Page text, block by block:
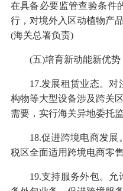
在具备必要监管查验条件
行，对境外入区动植物产
(海关总署负责)
(五)培育新动能新优势
17.发展租赁业态。
构物等大型设备涉及跨关
需要，实行海关异地委托
18.促进跨境电商发
税区全面适用跨境电商零
19.支持服务外包。